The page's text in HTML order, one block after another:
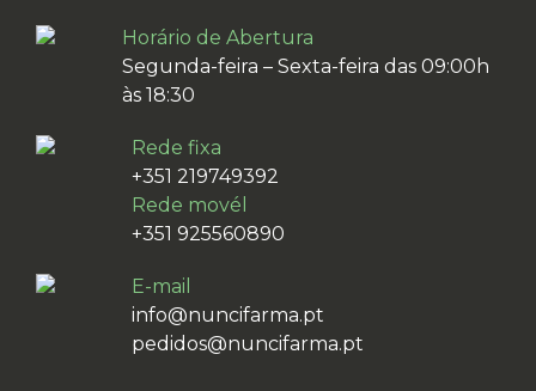
Horário de Abertura
Segunda-feira – Sexta-feira das 09:00h
às 18:30
Rede fixa
+351 219749392
Rede movél
+351 925560890
E-mail
info@nuncifarma.pt
pedidos@nuncifarma.pt